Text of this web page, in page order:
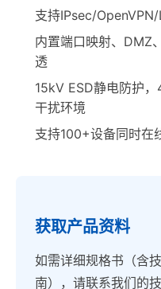
支持IPsec/
内置端口映射、DMZ
透
15kV ESD静电防护
干扰环境
支持100+设备同时在
获取产品资料
如需详细规格书（含
南），请联系我们的